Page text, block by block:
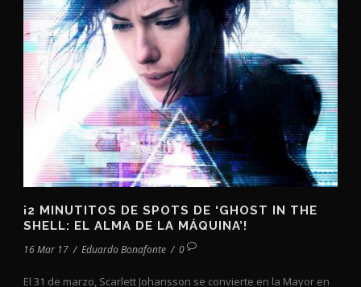
¡2 MINUTITOS DE SPOTS DE ‘GHOST IN THE
SHELL: EL ALMA DE LA MÁQUINA’!
16 Mar 17 / Eduardo Bonafonte / 0
El 31 de marzo, Scarlett Johansson se convierte en la Mayor en